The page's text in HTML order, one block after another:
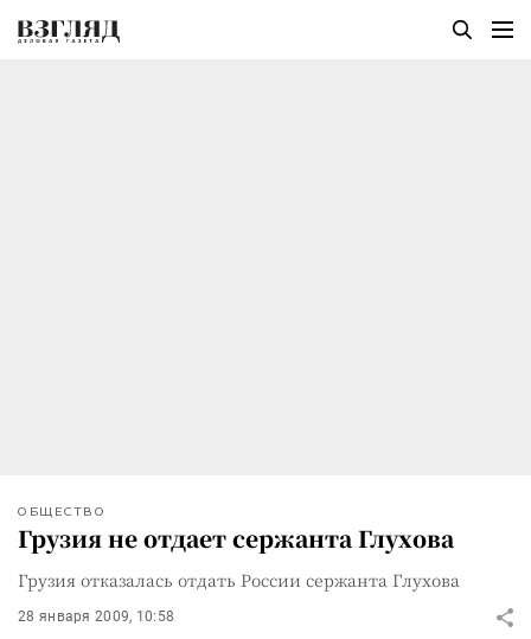
ОБЩЕСТВО
Грузия не отдает сержанта Глухова
Грузия отказалась отдать России сержанта Глухова
28 января 2009, 10:58